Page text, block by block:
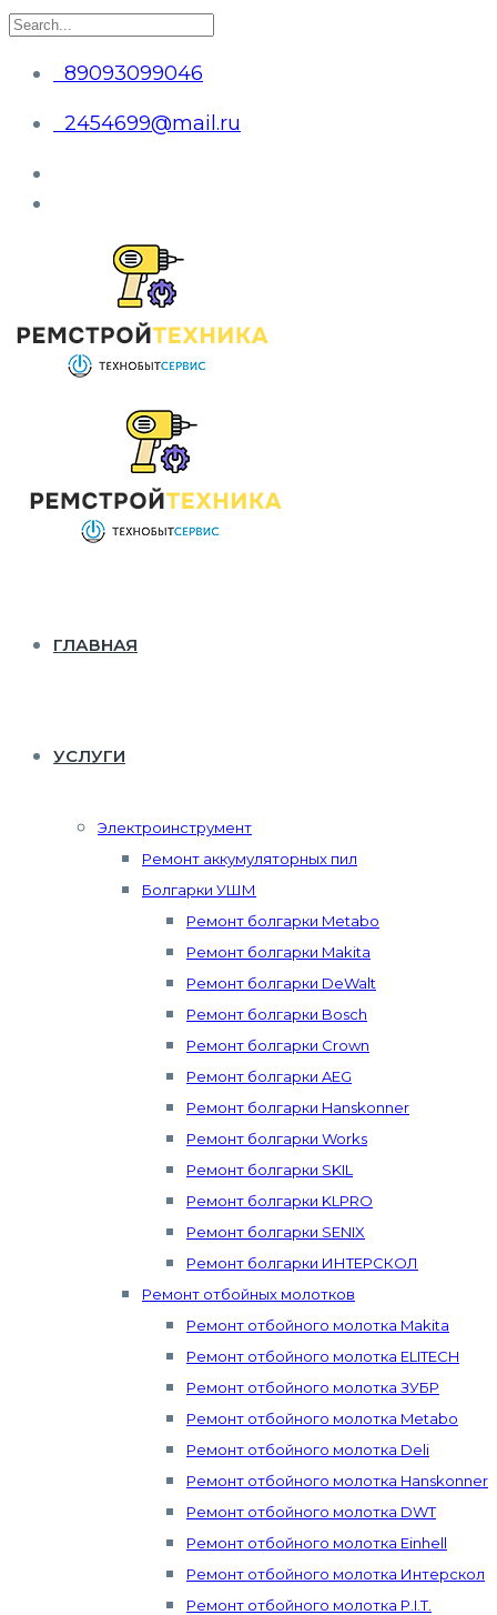
89093099046
2454699@mail.ru
ГЛАВНАЯ
УСЛУГИ
Электроинструмент
Ремонт аккумуляторных пил
Болгарки УШМ
Ремонт болгарки Metabo
Ремонт болгарки Makita
Ремонт болгарки DeWalt
Ремонт болгарки Bosch
Ремонт болгарки Crown
Ремонт болгарки AEG
Ремонт болгарки Hanskonner
Ремонт болгарки Works
Ремонт болгарки SKIL
Ремонт болгарки KLPRO
Ремонт болгарки SENIX
Ремонт болгарки ИНТЕРСКОЛ
Ремонт отбойных молотков
Ремонт отбойного молотка Makita
Ремонт отбойного молотка ELITECH
Ремонт отбойного молотка ЗУБР
Ремонт отбойного молотка Metabo
Ремонт отбойного молотка Deli
Ремонт отбойного молотка Hanskonner
Ремонт отбойного молотка DWT
Ремонт отбойного молотка Einhell
Ремонт отбойного молотка Интерскол
Ремонт отбойного молотка P.I.T.